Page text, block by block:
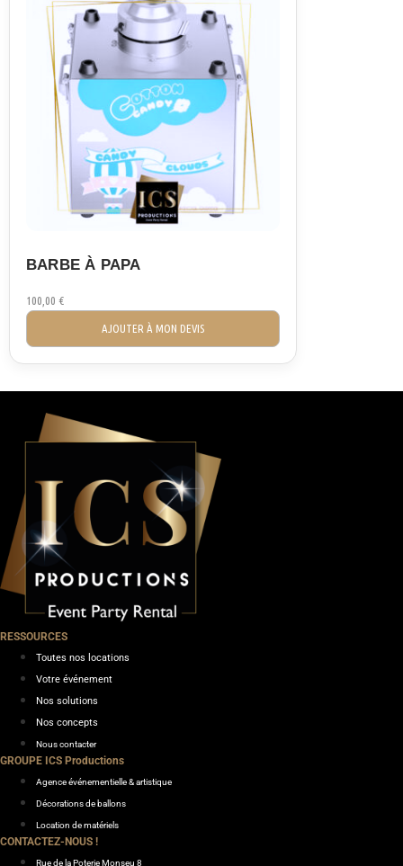
BARBE À PAPA
100,00 €
AJOUTER À MON DEVIS
RESSOURCES
Toutes nos locations
Votre événement
Nos solutions
Nos concepts
Nous contacter
GROUPE ICS Productions
Agence événementielle & artistique
Décorations de ballons
Location de matériels
CONTACTEZ-NOUS !
Rue de la Poterie Monseu 8